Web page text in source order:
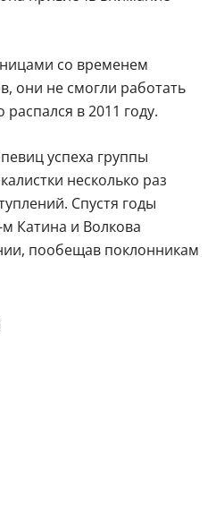
со временем
они не смогли работать
в 2011 году.
успеха группы
несколько раз
Спустя годы
м Катина и Волкова
пообещав поклонникам